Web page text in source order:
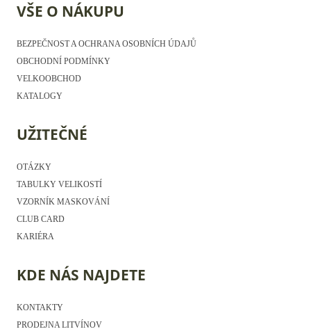
VŠE O NÁKUPU
BEZPEČNOST A OCHRANA OSOBNÍCH ÚDAJŮ
OBCHODNÍ PODMÍNKY
VELKOOBCHOD
KATALOGY
UŽITEČNÉ
OTÁZKY
TABULKY VELIKOSTÍ
VZORNÍK MASKOVÁNÍ
CLUB CARD
KARIÉRA
KDE NÁS NAJDETE
KONTAKTY
PRODEJNA LITVÍNOV